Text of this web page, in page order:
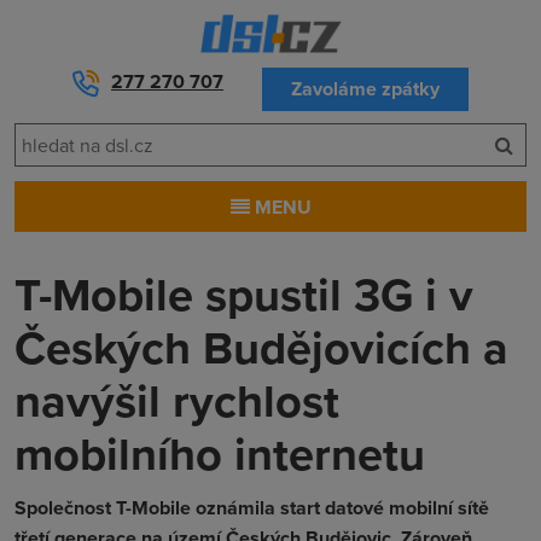
277 270 707 Zavoláme zpátky
MENU
T-Mobile spustil 3G i v
Českých Budějovicích a
navýšil rychlost
mobilního internetu
Společnost T-Mobile oznámila start datové mobilní sítě